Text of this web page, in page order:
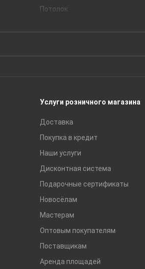
Потолок
Услуги розничного магазина
Доставка
Покупка в кредит
Наши услуги
Дисконтная система
Подарочные сертификаты
Новосёлам
Мастерам
Оптовым покупателям
Поставщикам
Аренда площадей